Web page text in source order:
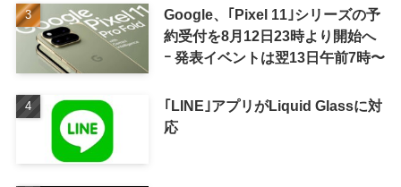
Google、｢Pixel 11｣シリーズの予
約受付を8月12日23時より開始へ
ｰ 発表イベントは翌13日午前7時〜
｢LINE｣アプリがLiquid Glassに対
応